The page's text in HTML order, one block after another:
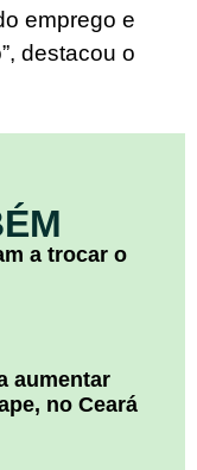
emprego e
destacou o
a trocar o
aumentar
no Ceará